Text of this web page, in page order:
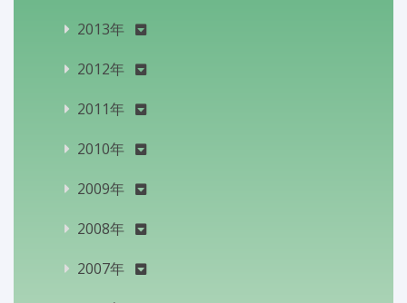
2013年
2012年
2011年
2010年
2009年
2008年
2007年